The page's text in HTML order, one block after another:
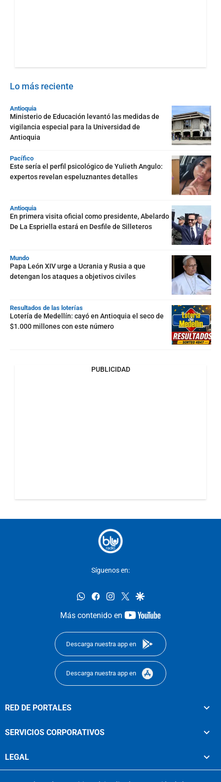
Lo más reciente
Antioquia
Ministerio de Educación levantó las medidas de
vigilancia especial para la Universidad de
Antioquia
Pacífico
Este sería el perfil psicológico de Yulieth Angulo:
expertos revelan espeluznantes detalles
Antioquia
En primera visita oficial como presidente, Abelardo
De La Espriella estará en Desfile de Silleteros
Mundo
Papa León XIV urge a Ucrania y Rusia a que
detengan los ataques a objetivos civiles
Resultados de las loterías
Lotería de Medellín: cayó en Antioquia el seco de
$1.000 millones con este número
PUBLICIDAD
Síguenos en:
whatsappfacebookinstagram
twittergoogle
Más contenido en
youtube-
Descarga nuestra app en
Descarga nuestra app en
RED DE PORTALES
SERVICIOS CORPORATIVOS
LEGAL